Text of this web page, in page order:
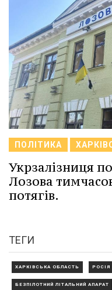
ПОЛІТИКА
Укрзалізниця
Лозова
потягів.
ТЕГИ
ХАРКІВСЬКА ОБЛАСТЬ РОСІЯ
БЕЗПІЛОТНИЙ ЛІТАЛЬНИЙ АПАРАТ